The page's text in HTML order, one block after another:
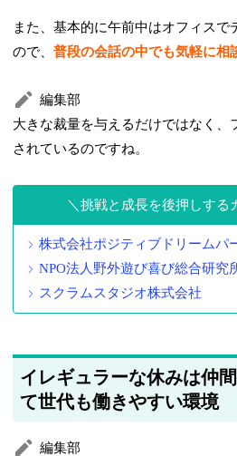
また、基本的に午前中はオフィスで
ので、普段の会話の中でも気軽に相
編集部
大きな裁量を与えるだけではなく、
されているのですね。
挑戦と成長を後押しする
株式会社ポジティブドリームパ
NPO法人野外遊び喜び総合研究
スクラムスタジオ株式会社
イレギュラーな休みは仲
て世代も働きやすい環境
編集部